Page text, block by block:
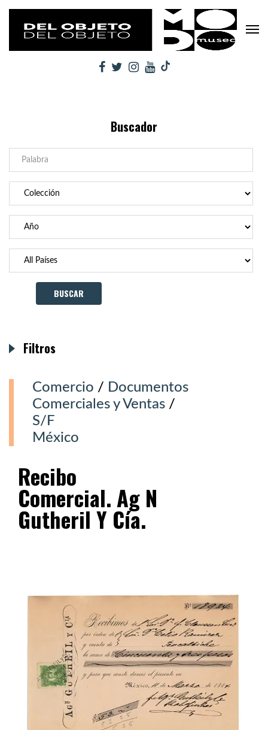
Buscador
Comercio / Documentos
Comerciales y Ventas /
S/F
México
Recibo
Comercial. Ag N
Gutheril Y Cía.
Filtros